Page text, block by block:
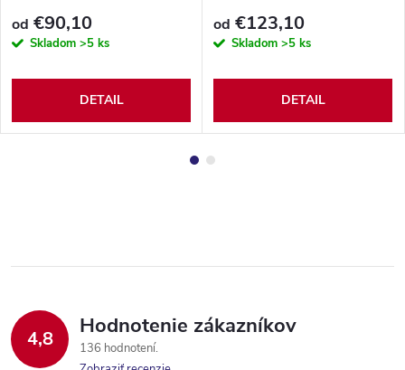
od €90,10
Skladom >5 ks
DETAIL
od €123,10
Skladom >5 ks
DETAIL
4,8 Hodnotenie zákazníkov
136 hodnotení